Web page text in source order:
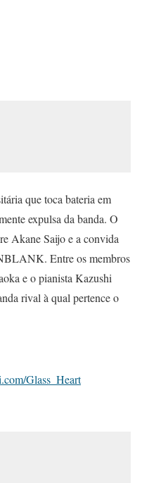
que toca bateria em
expulsa da banda. O
Akane Saijo e a convida
Entre os membros
e o pianista Kazushi
rival à qual pertence o
Glass_Heart